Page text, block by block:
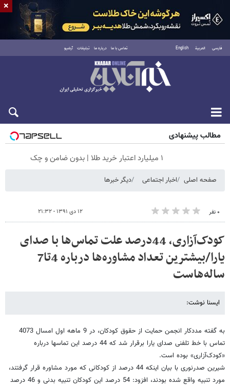
فارسی العربية English تماس با ما درباره ما تبلیغات آرشیو
شنبه ۱۷ مرداد ۱۴۰۵
مطالب پیشنهادی
۱ میلیارد اعتبار خرید طلا | بدون ضامن و چک
صفحه اصلی اخبار اجتماعی دیگر خبرها
۰ نفر ۱۲ دی ۱۳۹۱ - ۲۱:۳۲
کودک‌آزاری، 44درصد علت تماس‌ها با صدای
یارا/بیشترین تعداد مشاوره‌ها درباره 4تا7
ساله‌هاست
ایسنا نوشت:
به گفته مددکار انجمن حمایت از حقوق کودکان، در 9 ماهه اول امسال 4073
تماس با خط تلفنی صدای یارا برقرار شد که 44 درصد این تماسها درباره
«کودک‌آزاری» بوده است.
شیرین صدرنوری با بیان اینکه 44 درصد از کودکانی که مورد مشاوره قرار گرفتند،
مورد تنبیه واقع شده‌ بودند، افزود: 54 درصد این کودکان تنبیه بدنی و 46 درصد
×